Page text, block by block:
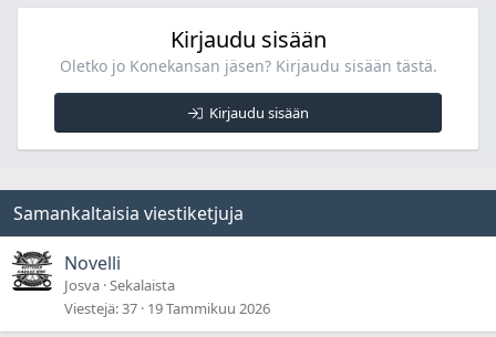
Kirjaudu sisään
Oletko jo Konekansan jäsen? Kirjaudu sisään tästä.
Kirjaudu sisään
Samankaltaisia viestiketjuja
Novelli
Josva Sekalaista
Viestejä 37 19 Tammikuu 2026